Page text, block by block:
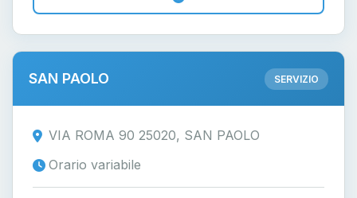
SAN PAOLO SERVIZIO
VIA ROMA 90 25020, SAN PAOLO
Orario variabile